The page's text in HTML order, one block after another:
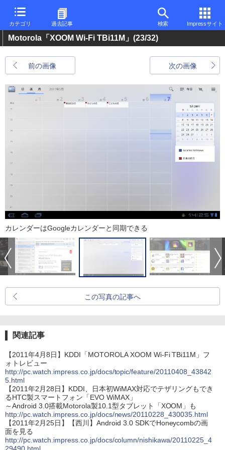
カテゴリ 過去記事 検索 Impressサイト
Motorola「XOOM Wi-Fi TBi11M」 (23/32)
前の画像 次の画像
カレンダーはGoogleカレンダーと同期できる
この写真の記事へ
関連記事
【2011年4月8日】KDDI「MOTOROLA XOOM Wi-Fi TBi11M」フ
ォトレビュー
http://pc.watch.impress.co.jp/docs/topic/feature/20110408_43842
5.html
【2011年2月28日】KDDI、日本初WiMAX対応でテザリングもでき
るHTC製スマートフォン「EVO WiMAX」
～Android 3.0搭載Motorola製10.1型タブレット「XOOM」も
http://pc.watch.impress.co.jp/docs/news/20110228_430035.html
【2011年2月25日】【西川】Android 3.0 SDKでHoneycombの画
面を見る
http://pc.watch.impress.co.jp/docs/column/nishikawa/20110225_4
29490.html